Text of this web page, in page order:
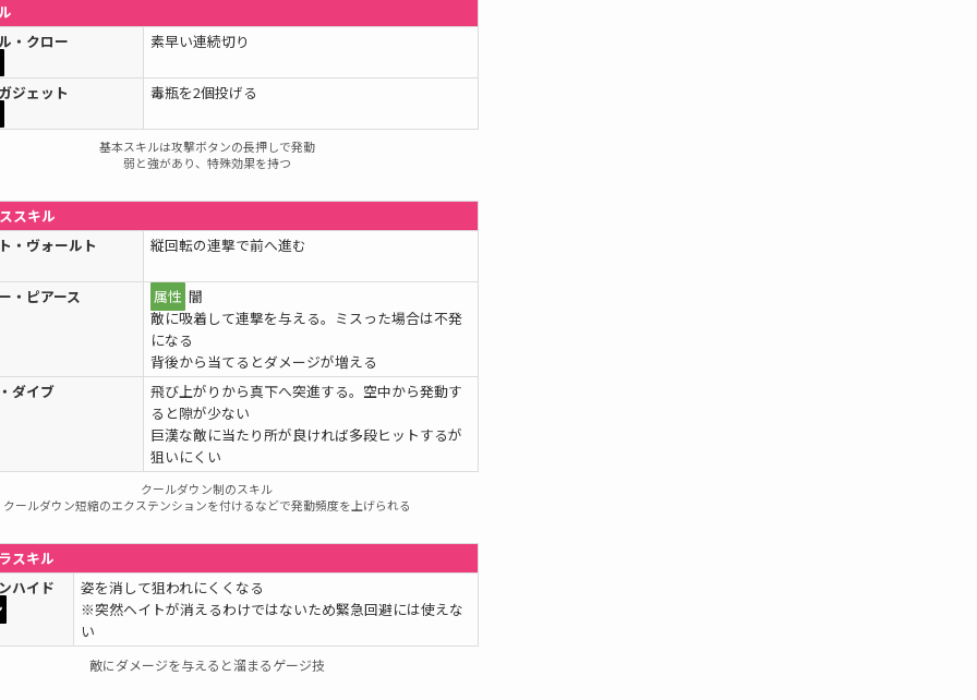
・クロー
素早い連続切り
ジェット
毒瓶を2個投げる
基本スキルは攻撃ボタンの長押しで発動
弱と強があり、特殊効果を持つ
スキル
・ヴォールト
縦回転の連撃で前へ進む
・ピアース 属性 闇
敵に吸着して連撃を与える。ミスった場合は不発
になる
背後から当てるとダメージが増える
ダイブ
飛び上がりから真下へ突進する。空中から発動す
ると隙が少ない
巨漢な敵に当たり所が良ければ多段ヒットするが
狙いにくい
クールダウン制のスキル
クールダウン短縮のエクステンションを付けるなどで発動頻度を上げられる
スキル
ハイド
姿を消して狙われにくくなる
※突然ヘイトが消えるわけではないため緊急回避には使えな
い
敵にダメージを与えると溜まるゲージ技